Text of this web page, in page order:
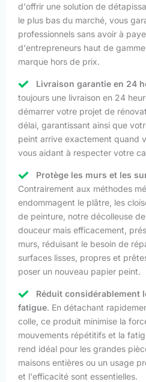
d'offrir une solution de
le plus bas du marché, vous
professionnels sans avoir à
d'entrepreneurs haut de
marque hors de prix.
Livraison garantie en 24
toujours une livraison en 24
démarrer votre projet de
délai, garantissant ainsi que
peint arrive exactement quand
vous aidant à respecter votre
Protège les murs et les
Contrairement aux méthodes
endommagent le plâtre, les
de peinture, notre décolleuse
douceur mais efficacement,
murs, réduisant le besoin de
surfaces lisses, propres et
poser un nouveau papier peint.
Réduit considérablement
fatigue. En détachant
colle, ce produit minimise la
mouvements répétitifs et la
rend idéal pour les grandes
maisons entières ou un usage
et l'efficacité sont essentielles.